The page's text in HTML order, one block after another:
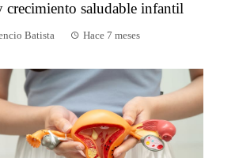
crecimiento saludable infantil
Batista Hace 7 meses